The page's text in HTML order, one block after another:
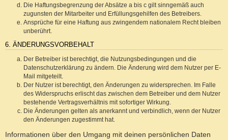
Die Haftungsbegrenzung der Absätze a bis c gilt sinngemäß auch
zugunsten der Mitarbeiter und Erfüllungsgehilfen des Betreibers.
Ansprüche für eine Haftung aus zwingendem nationalem Recht bleiben
unberührt.
6. ÄNDERUNGSVORBEHALT
Der Betreiber ist berechtigt, die Nutzungsbedingungen und die
Datenschutzerklärung zu ändern. Die Änderung wird dem Nutzer per E-
Mail mitgeteilt.
Der Nutzer ist berechtigt, den Änderungen zu widersprechen. Im Falle
des Widerspruchs erlischt das zwischen dem Betreiber und dem Nutzer
bestehende Vertragsverhältnis mit sofortiger Wirkung.
Die Änderungen gelten als anerkannt und verbindlich, wenn der Nutzer
den Änderungen zugestimmt hat.
Informationen über den Umgang mit deinen persönlichen Daten